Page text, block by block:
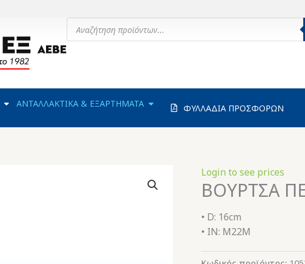
Products
search
OPEN ΜΗΧΑΝΗΜΑΤΑ
ΑΝΤΑΛΛΑΚΤΙΚΑ & ΕΞΑΡΤΗΜΑΤΑ OPEN ΑΝΤΑΛΛΑΚΤΙΚΑ & ΕΞΑΡΤΗΜΑΤΑ
ΦΥΛΛΑΔΙΑ ΠΡΟΣΦΟΡΩΝ
Login to see prices
ΒΟΥΡΤΣΑ
• D: 16cm
• IN: M22M